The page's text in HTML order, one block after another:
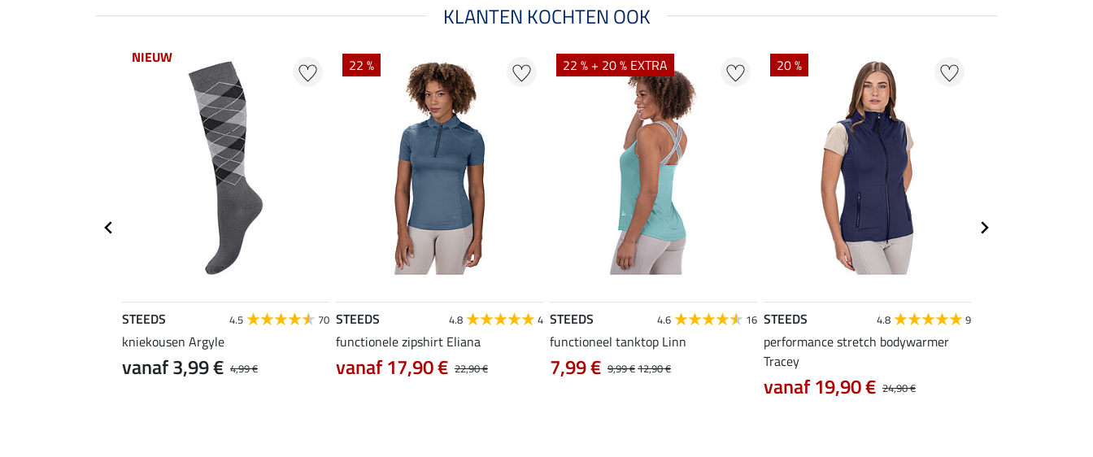
KLANTEN KOCHTEN OOK
NIEUW
STEEDS 4.5 70
kniekousen Argyle
4,99 €
vanaf 3,99 €
22 %
STEEDS 4.8 4
functionele zipshirt Eliana
22,90 €
vanaf 17,90 €
22 % + 20 % EXTRA
STEEDS 4.6 16
functioneel tanktop Linn
9,99 €12,90 €
7,99 €
20 %
STEEDS 4.8 9
performance stretch bodywarmer
Tracey
24,90 €
vanaf 19,90 €